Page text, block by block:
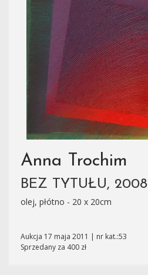
Anna Trochim
BEZ TYTUŁU, 2008
olej, płótno - 20 x 20cm
Aukcja 17 maja 2011 | nr kat.:53
Sprzedany za 400 zł